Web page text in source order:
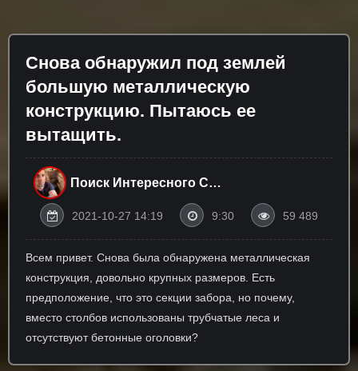
Снова обнаружил под землей
большую металлическую
конструкцию. Пытаюсь ее
вытащить.
Поиск Интересного С
2021-10-27 14:19 9:30 59 489
Всем привет. Снова была обнаружена металлическая
конструкция, довольно крупных размеров. Есть
предположение, что это секции забора, но почему,
вместо столбов использованы трубчатые леса и
отсутствуют бетонные оголовки?